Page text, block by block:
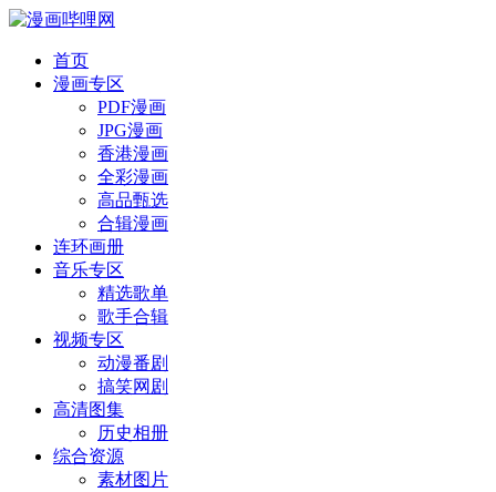
首页
漫画专区
PDF漫画
JPG漫画
香港漫画
全彩漫画
高品甄选
合辑漫画
连环画册
音乐专区
精选歌单
歌手合辑
视频专区
动漫番剧
搞笑网剧
高清图集
历史相册
综合资源
素材图片